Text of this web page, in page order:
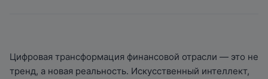
Цифровая трансформация финансовой отрасли — это не
тренд, а новая реальность. Искусственный интеллект,